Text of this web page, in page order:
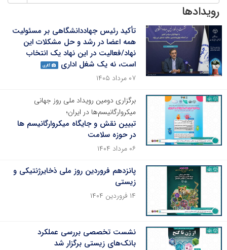
رویدادها
تأکید رئیس جهاددانشگاهی بر مسئولیت
همه اعضا در رشد و حل مشکلات این
نهاد/فعالیت در این نهاد یک انتخاب
است، نه یک شغل اداری
گالری
۰۷ مرداد ۱۴۰۵
برگزاری دومین رویداد ملی روز جهانی
میکروارگانیسم‌ها در ایران؛
تبیین نقش و جایگاه میکروارگانیسم ها
در حوزه سلامت
۰۶ مرداد ۱۴۰۴
پانزدهم فروردین روز ملی ذخایرژنتیکی و
زیستی
۱۴ فروردین ۱۴۰۴
نشست تخصصی بررسی عملکرد
بانک‌های زیستی برگزار شد